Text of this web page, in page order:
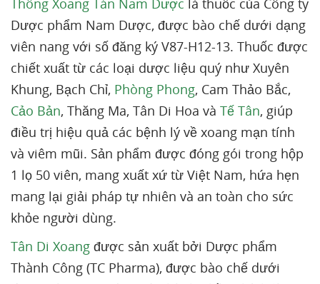
Thông Xoang Tán Nam Dược là thuốc của Công ty
Dược phẩm Nam Dược, được bào chế dưới dạng
viên nang với số đăng ký V87-H12-13. Thuốc được
chiết xuất từ các loại dược liệu quý như Xuyên
Khung, Bạch Chỉ, Phòng Phong, Cam Thảo Bắc,
Cảo Bản, Thăng Ma, Tân Di Hoa và Tế Tân, giúp
điều trị hiệu quả các bệnh lý về xoang mạn tính
và viêm mũi. Sản phẩm được đóng gói trong hộp
1 lọ 50 viên, mang xuất xứ từ Việt Nam, hứa hẹn
mang lại giải pháp tự nhiên và an toàn cho sức
khỏe người dùng.
Tân Di Xoang được sản xuất bởi Dược phẩm
Thành Công (TC Pharma), được bào chế dưới